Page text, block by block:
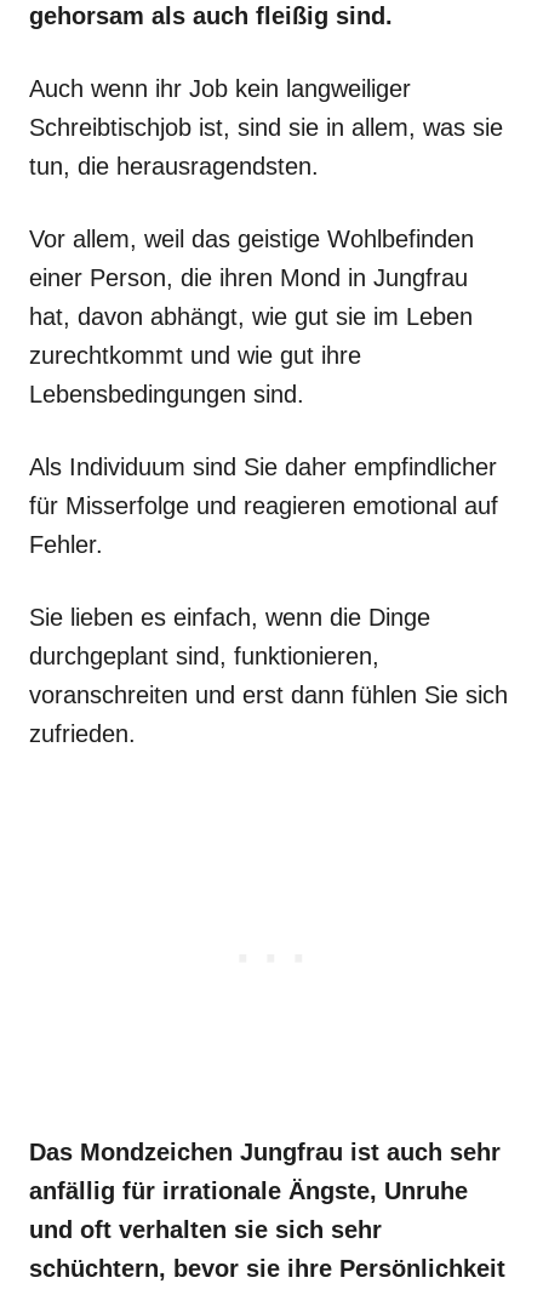
gehorsam als auch fleißig sind.
Auch wenn ihr Job kein langweiliger
Schreibtischjob ist, sind sie in allem, was sie
tun, die herausragendsten.
Vor allem, weil das geistige Wohlbefinden
einer Person, die ihren Mond in Jungfrau
hat, davon abhängt, wie gut sie im Leben
zurechtkommt und wie gut ihre
Lebensbedingungen sind.
Als Individuum sind Sie daher empfindlicher
für Misserfolge und reagieren emotional auf
Fehler.
Sie lieben es einfach, wenn die Dinge
durchgeplant sind, funktionieren,
voranschreiten und erst dann fühlen Sie sich
zufrieden.
Das Mondzeichen Jungfrau ist auch sehr
anfällig für irrationale Ängste, Unruhe
und oft verhalten sie sich sehr
schüchtern, bevor sie ihre Persönlichkeit